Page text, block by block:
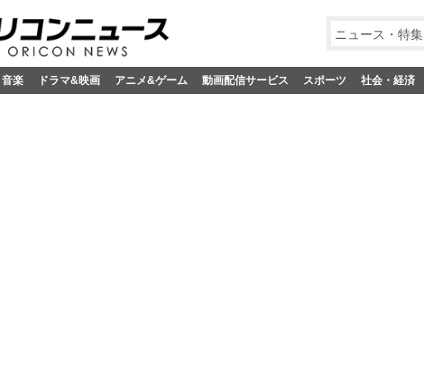
ニュース・特集
音楽 ドラマ&映画 アニメ&ゲーム 動画配信サービス スポーツ 社会・経済